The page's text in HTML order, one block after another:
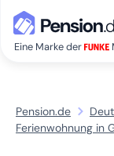
Eine Marke der
Pension.de
Ferienwohnung in